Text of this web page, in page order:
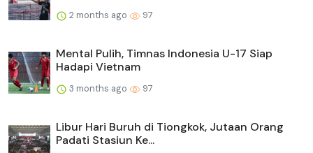
2 months ago 97
Mental Pulih, Timnas Indonesia U-17 Siap
Hadapi Vietnam
3 months ago 97
Libur Hari Buruh di Tiongkok, Jutaan Orang
Padati Stasiun Ke...